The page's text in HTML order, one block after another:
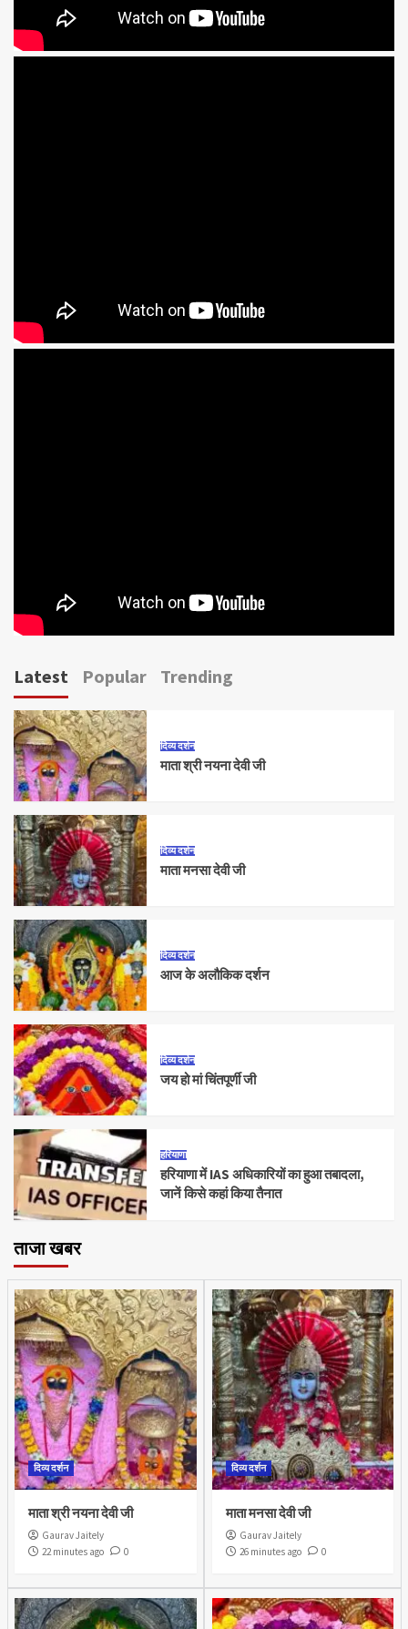
Latest Popular Trending
दिव्य दर्शन
माता श्री नयना देवी जी
दिव्य दर्शन
माता मनसा देवी जी
दिव्य दर्शन
आज के अलौकिक दर्शन
दिव्य दर्शन
जय हो मां चिंतपूर्णी जी
हरियाणा
हरियाणा में IAS अधिकारियों का हुआ तबादला,
जानें किसे कहां किया तैनात
ताजा खबर
दिव्य दर्शन
माता श्री नयना देवी जी
Gaurav Jaitely
22 minutes ago
0
दिव्य दर्शन
माता मनसा देवी जी
Gaurav Jaitely
26 minutes ago
0